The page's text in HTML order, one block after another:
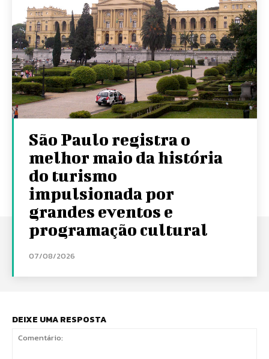
São Paulo registra o
melhor maio da história
do turismo
impulsionada por
grandes eventos e
programação cultural
07/08/2026
DEIXE UMA RESPOSTA